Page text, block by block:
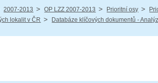
2007-2013 / OP LZZ 2007-2013 / Prioritní osy /
lokalit v ČR / Databáze klíčových dokumentů -